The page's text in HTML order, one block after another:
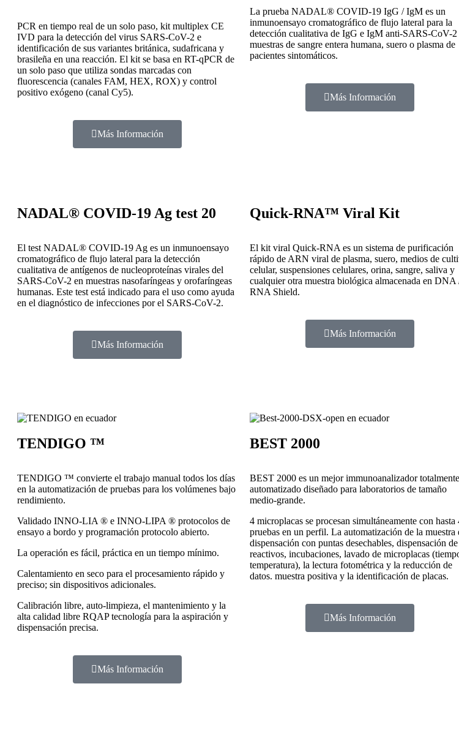
PCR en tiempo real de un solo paso, kit multiplex CE
IVD para la detección del virus SARS-CoV-2 e
identificación de sus variantes británica, sudafricana y
brasileña en una reacción. El kit se basa en RT-qPCR de
un solo paso que utiliza sondas marcadas con
fluorescencia (canales FAM, HEX, ROX) y control
positivo exógeno (canal Cy5).
Más Información
La prueba NADAL® COVID-19 IgG / IgM es un
inmunoensayo cromatográfico de flujo lateral para la
detección cualitativa de IgG e IgM anti-SARS-CoV-2
muestras de sangre entera humana, suero o plasma de
pacientes sintomáticos.
Más Información
NADAL® COVID-19 Ag test 20
El test NADAL® COVID-19 Ag es un inmunoensayo
cromatográfico de flujo lateral para la detección
cualitativa de antígenos de nucleoproteínas virales del
SARS-CoV-2 en muestras nasofaríngeas y orofaríngeas
humanas. Este test está indicado para el uso como ayuda
en el diagnóstico de infecciones por el SARS-CoV-2.
Más Información
Quick-RNA™ Viral Kit
El kit viral Quick-RNA es un sistema de purificación
rápido de ARN viral de plasma, suero, medios de
celular, suspensiones celulares, orina, sangre, saliva y
cualquier otra muestra biológica almacenada en DNA
RNA Shield.
Más Información
TENDIGO ™
TENDIGO ™ convierte el trabajo manual todos los días
en la automatización de pruebas para los volúmenes bajo
rendimiento.
Validado INNO-LIA ® e INNO-LIPA ® protocolos de
ensayo a bordo y programación protocolo abierto.
La operación es fácil, práctica en un tiempo mínimo.
Calentamiento en seco para el procesamiento rápido y
preciso; sin dispositivos adicionales.
Calibración libre, auto-limpieza, el mantenimiento y la
alta calidad libre RQAP tecnología para la aspiración y
dispensación precisa.
Más Información
BEST 2000
BEST 2000 es un mejor immunoanalizador totalmente
automatizado diseñado para laboratorios de tamaño
medio-grande.
4 microplacas se procesan simultáneamente con hasta
pruebas en un perfil. La automatización de la muestra
dispensación con puntas desechables, dispensación de
reactivos, incubaciones, lavado de microplacas
temperatura), la lectura fotométrica y la reducción de
datos. muestra positiva y la identificación de placas.
Más Información